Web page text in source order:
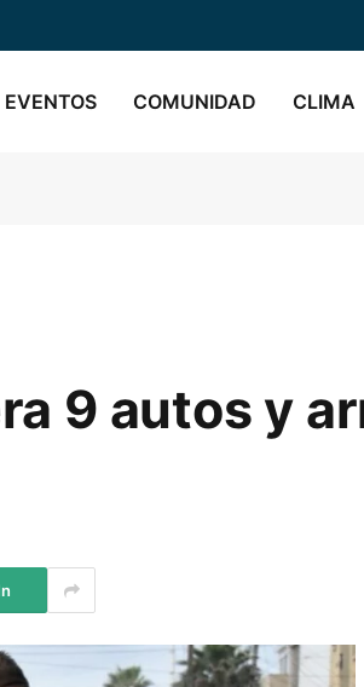
EVENTOS COMUNIDAD CLIMA
9 autos y